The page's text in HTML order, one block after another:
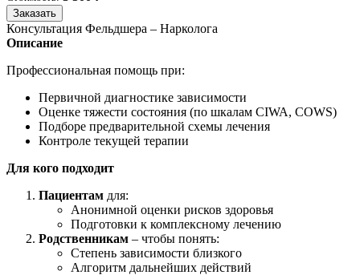
Заказать
Консультация Фельдшера – Нарколога
Описание
Профессиональная помощь при:
Первичной диагностике зависимости
Оценке тяжести состояния (по шкалам CIWA, COWS)
Подборе предварительной схемы лечения
Контроле текущей терапии
Для кого подходит
Пациентам для:
Анонимной оценки рисков здоровья
Подготовки к комплексному лечению
Родственникам – чтобы понять:
Степень зависимости близкого
Алгоритм дальнейших действий